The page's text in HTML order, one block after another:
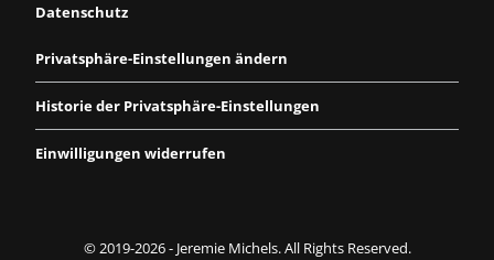
Datenschutz
Privatsphäre-Einstellungen ändern
Historie der Privatsphäre-Einstellungen
Einwilligungen widerrufen
© 2019-2026 - Jeremie Michels. All Rights Reserved.